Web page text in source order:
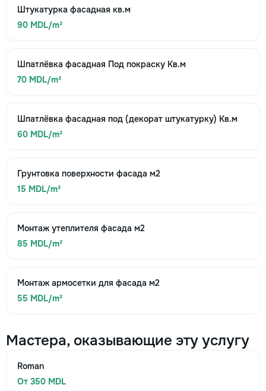
Штукатурка фасадная кв.м
90 MDL/m²
Шпатлёвка фасадная Под покраску Кв.м
70 MDL/m²
Шпатлёвка фасадная под (декорат штукатурку) Кв.м
60 MDL/m²
Грунтовка поверхности фасада м2
15 MDL/m²
Монтаж утеплителя фасада м2
85 MDL/m²
Монтаж армосетки для фасада м2
55 MDL/m²
Мастера, оказывающие эту услугу
Roman
От 350 MDL